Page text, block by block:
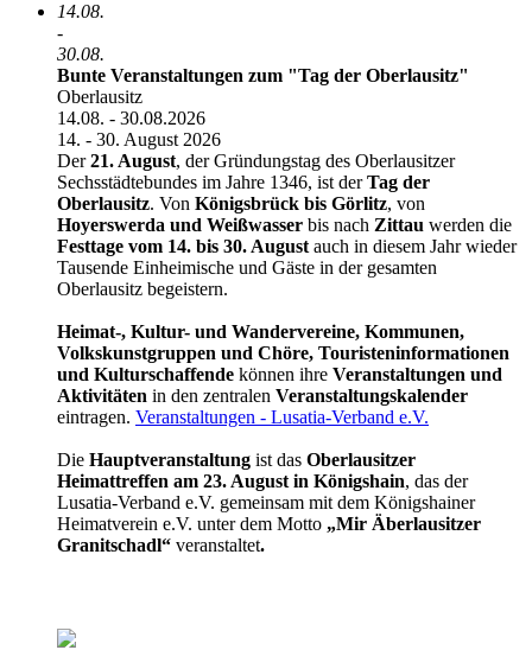
14.08.
-
30.08.
Bunte Veranstaltungen zum "Tag der Oberlausitz"
Oberlausitz
14.08. - 30.08.2026
14. - 30. August 2026
Der21. August, der Gründungstag des Oberlausitzer
Sechsstädtebundes im Jahre 1346, ist derTag der
Oberlausitz. Von Königsbrück bis Görlitz, von
Hoyerswerda und Weißwasser bis nach Zittau werden die
Festtage vom 14. bis 30. August auch in diesem Jahr wieder
Tausende Einheimische und Gäste in der gesamten
Oberlausitz begeistern.
Heimat-, Kultur- und Wandervereine, Kommunen,
Volkskunstgruppen und Chöre, Touristeninformationen
und Kulturschaffende können ihre Veranstaltungen und
Aktivitäten in den zentralen Veranstaltungskalender
eintragen. Veranstaltungen - Lusatia-Verband e.V.
Die Hauptveranstaltung ist das Oberlausitzer
Heimattreffen am 23. August in Königshain, das der
Lusatia-Verband e.V. gemeinsam mit dem Königshainer
Heimatverein e.V. unter dem Motto „Mir Äberlausitzer
Granitschadl“ veranstaltet.